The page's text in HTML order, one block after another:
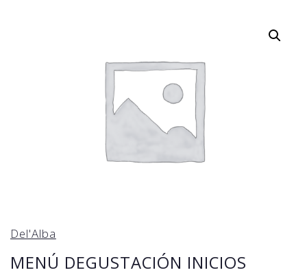
Del'Alba
MENÚ DEGUSTACIÓN INICIOS